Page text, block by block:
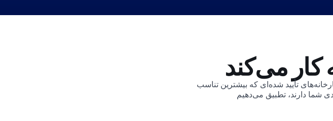
کار می‌کند
تأیید شده‌ای که بیشترین تناسب